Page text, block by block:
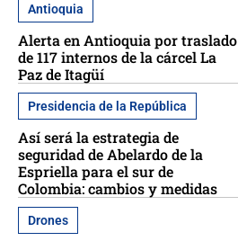
Antioquia
Alerta en Antioquia por traslado
de 117 internos de la cárcel La
Paz de Itagüí
Presidencia de la República
Así será la estrategia de
seguridad de Abelardo de la
Espriella para el sur de
Colombia: cambios y medidas
Drones